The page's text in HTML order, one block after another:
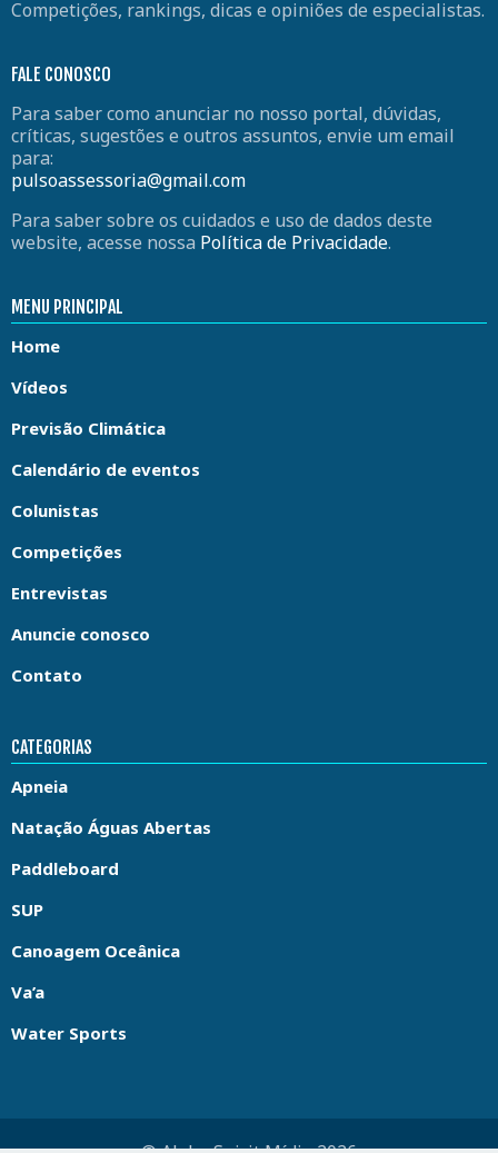
Competições, rankings, dicas e opiniões de especialistas.
FALE CONOSCO
Para saber como anunciar no nosso portal, dúvidas,
críticas, sugestões e outros assuntos, envie um email
para:
pulsoassessoria@gmail.com
Para saber sobre os cuidados e uso de dados deste
website, acesse nossa Política de Privacidade.
MENU PRINCIPAL
Home
Vídeos
Previsão Climática
Calendário de eventos
Colunistas
Competições
Entrevistas
Anuncie conosco
Contato
CATEGORIAS
Apneia
Natação Águas Abertas
Paddleboard
SUP
Canoagem Oceânica
Va’a
Water Sports